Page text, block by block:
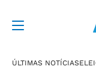
ÚLTIMAS NOTÍCIAS